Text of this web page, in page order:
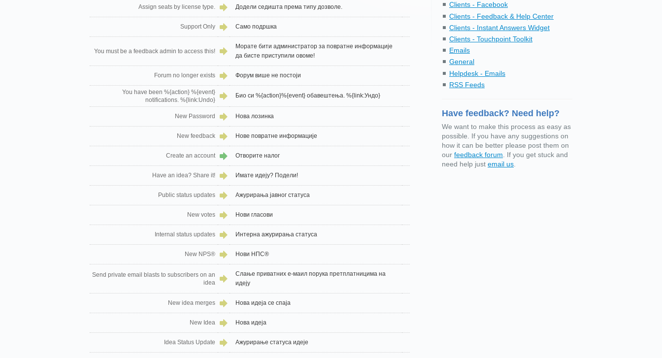
Assign seats by license type. Додели седишта према типу дозволе.
Support Only Само подршка
You must be a feedback admin to access this!
Морате бити администратор за повратне информације
да бисте приступили овоме!
Forum no longer exists Форум више не постоји
You have been %{action} %{event}
notifications. %{link:Undo}
Био си %{action}%{event} обавештења. %{link:Ундо}
New Password Нова лозинка
New feedback Нове повратне информације
Create an account Отворите налог
Have an idea? Share it! Имате идеју? Подели!
Public status updates Ажурирања јавног статуса
New votes Нови гласови
Internal status updates Интерна ажурирања статуса
New NPS® Нови НПС®
Send private email blasts to subscribers on an
idea
Слање приватних е-маил порука претплатницима на
идеју
New idea merges Нова идеја се спаја
New Idea Нова идеја
Idea Status Update Ажурирање статуса идеје
Clients - Facebook
Clients - Feedback & Help Center
Clients - Instant Answers Widget
Clients - Touchpoint Toolkit
Emails
General
Helpdesk - Emails
RSS Feeds
Have feedback? Need help?
We want to make this process as easy as
possible. If you have any suggestions on
how it can be better please post them on
our feedback forum . If you get stuck and
need help just email us